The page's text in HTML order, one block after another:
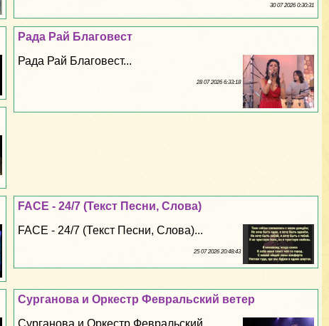
30 07 2026 0:30:31
Рада Рай Благовест
Рада Рай Благовест...
28 07 2026 6:33:18
FACE - 24/7 (Текст Песни, Слова)
FACE - 24/7 (Текст Песни, Слова)...
25 07 2026 20:48:43
Сурганова и Оркестр Февральский ветер
Сурганова и Оркестр Февральский